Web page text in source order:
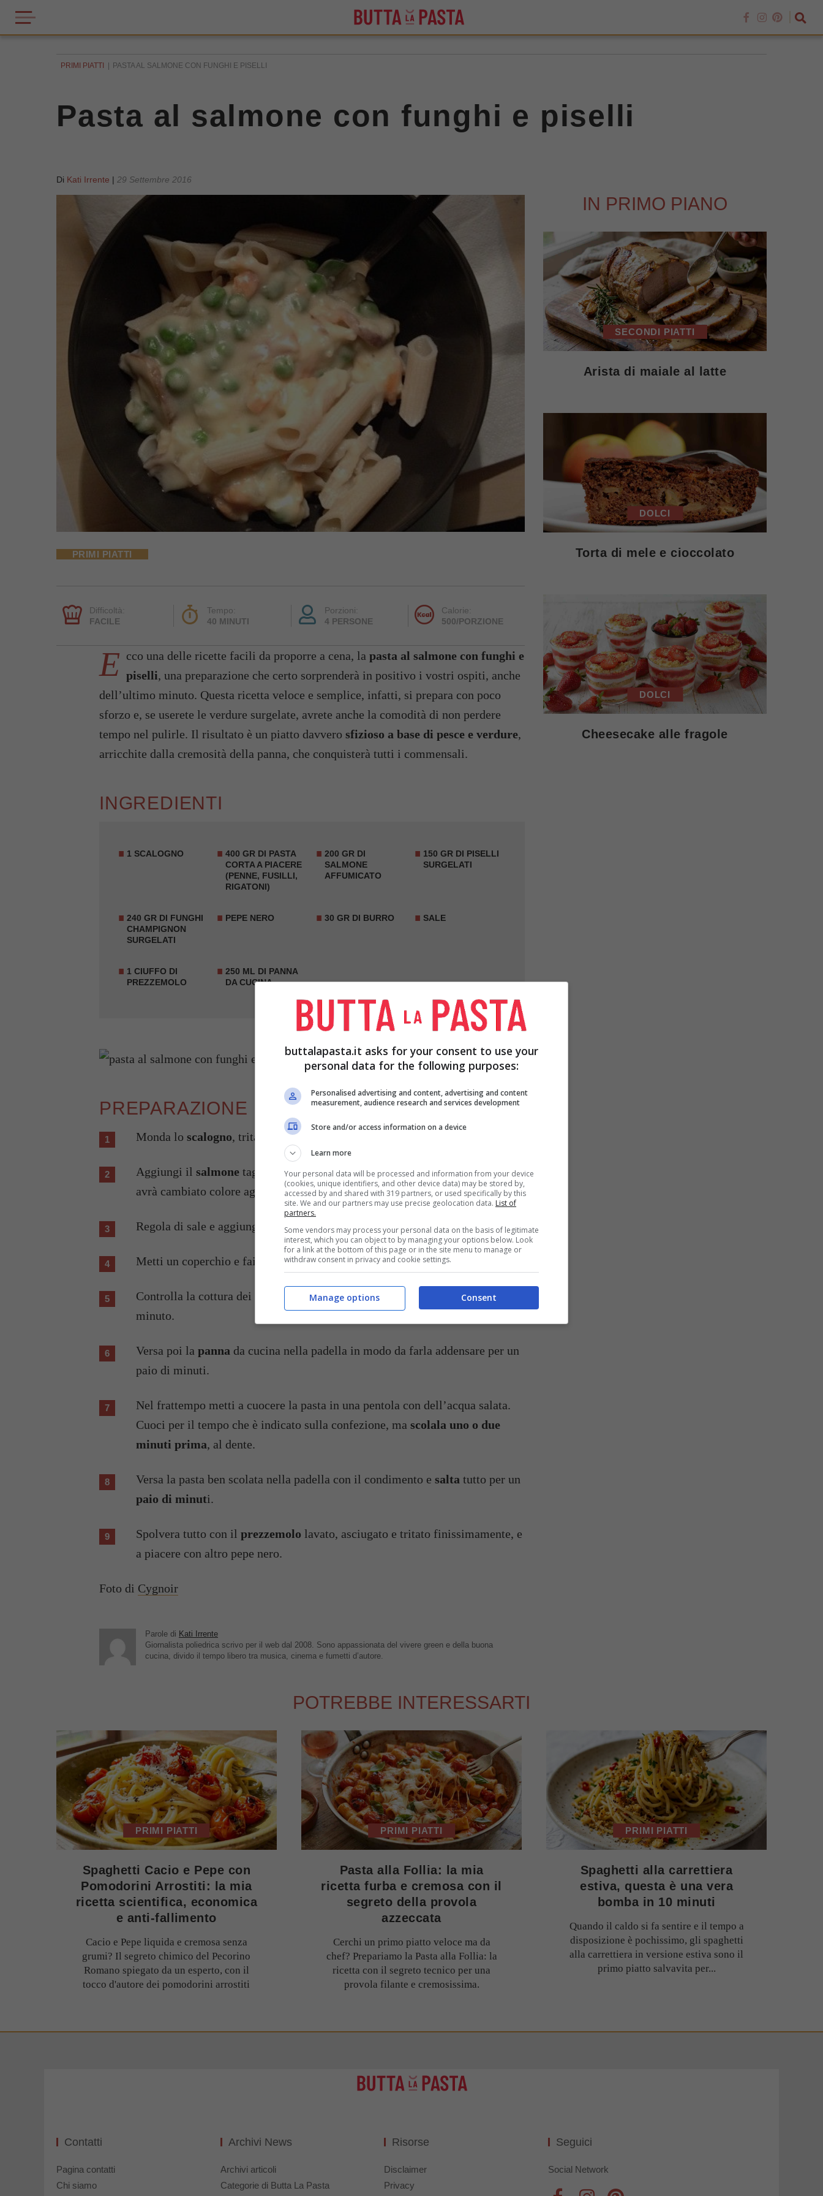
PRIMI PIATTI PASTA AL SALMONE CON FUNGHI E PISELLI
Pasta al salmone con funghi e piselli
Di Kati Irrente | 29 Settembre 2016
PRIMI PIATTI
Difficoltà:
FACILE
Tempo:
40 MINUTI
Porzioni:
4 PERSONE
Calorie:
500/PORZIONE
E cco una delle ricette facili da proporre a cena, la pasta al salmone con funghi e
piselli, una preparazione che certo sorprenderà in positivo i vostri ospiti, anche
dell’ultimo minuto. Questa ricetta veloce e semplice, infatti, si prepara con poco
sforzo e, se userete le verdure surgelate, avrete anche la comodità di non perdere
tempo nel pulirle. Il risultato è un piatto davvero sfizioso a base di pesce e verdure,
arricchite dalla cremosità della panna, che conquisterà tutti i commensali.
INGREDIENTI
1 SCALOGNO
400 GR DI PASTA
CORTA A PIACERE
(PENNE, FUSILLI,
RIGATONI)
200 GR DI
SALMONE
AFFUMICATO
150 GR DI PISELLI
SURGELATI
240 GR DI FUNGHI
CHAMPIGNON
SURGELATI
PEPE NERO 30 GR DI BURRO SALE
1 CIUFFO DI
PREZZEMOLO
250 ML DI PANNA
DA CUCINA
PREPARAZIONE
Monda lo scalogno, tritalo e mettilo a soffriggere con il burro in una padella.
Aggiungi il salmone tagliato a pezzetti, fai insaporire e quando il salmone
avrà cambiato colore aggiungi ipisellie ifunghisurgelati.
Regola di sale e aggiungi un pizzico di pepe.
Metti un coperchio e fai cuocere per10/15 minutia fuoco moderato.
Controlla la cottura dei funghi, se è necessario proseguila per qualche altro
minuto.
Versa poi la panna da cucina nella padella in modo da farla addensare per un
paio di minuti.
Nel frattempo metti a cuocere la pasta in una pentola con dell’acqua salata.
Cuoci per il tempo che è indicato sulla confezione, ma scolala uno o due
minuti prima, al dente.
Versa la pasta ben scolata nella padella con il condimento e salta tutto per un
paio di minuti.
Spolvera tutto con il prezzemolo lavato, asciugato e tritato finissimamente, e
a piacere con altro pepe nero.
Foto di Cygnoir
Parole di Kati Irrente
Giornalista poliedrica scrivo per il web dal 2008. Sono appassionata del vivere green e della buona
cucina, divido il tempo libero tra musica, cinema e fumetti d’autore.
IN PRIMO PIANO
SECONDI PIATTI
Arista di maiale al latte
DOLCI
Torta di mele e cioccolato
DOLCI
Cheesecake alle fragole
POTREBBE INTERESSARTI
PRIMI PIATTI
Spaghetti Cacio e Pepe con
Pomodorini Arrostiti: la mia
ricetta scientifica, economica
e anti-fallimento
Cacio e Pepe liquida e cremosa senza
grumi? Il segreto chimico del Pecorino
Romano spiegato da un esperto, con il
tocco d'autore dei pomodorini arrostiti
PRIMI PIATTI
Pasta alla Follia: la mia
ricetta furba e cremosa con il
segreto della provola
azzeccata
Cerchi un primo piatto veloce ma da
chef? Prepariamo la Pasta alla Follia: la
ricetta con il segreto tecnico per una
provola filante e cremosissima.
PRIMI PIATTI
Spaghetti alla carrettiera
estiva, questa è una vera
bomba in 10 minuti
Quando il caldo si fa sentire e il tempo a
disposizione è pochissimo, gli spaghetti
alla carrettiera in versione estiva sono il
primo piatto salvavita per...
Contatti
Pagina contatti
Chi siamo
Archivi News
Archivi articoli
Categorie di Butta La Pasta
Risorse
Disclaimer
Privacy
Seguici
Social Network
buttalapasta.it asks for your consent to use your
personal data for the following purposes:
Personalised advertising and content, advertising and content
measurement, audience research and services development
Store and/or access information on a device
Learn more
Your personal data will be processed and information from your device
(cookies, unique identifiers, and other device data) may be stored by,
accessed by and shared with 319 partners, or used specifically by this
site. We and our partners may use precise geolocation data. List of
partners.
Some vendors may process your personal data on the basis of legitimate
interest, which you can object to by managing your options below. Look
for a link at the bottom of this page or in the site menu to manage or
withdraw consent in privacy and cookie settings.
Consent
Manage options